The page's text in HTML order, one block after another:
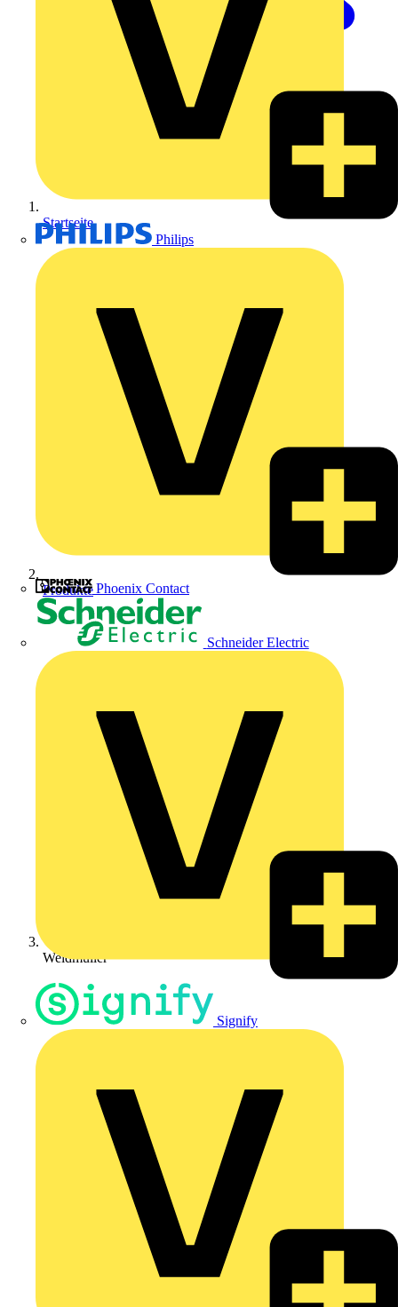
Philips
Phoenix Contact
Schneider Electric
Signify
Startseite
Produkte
Weidmüller